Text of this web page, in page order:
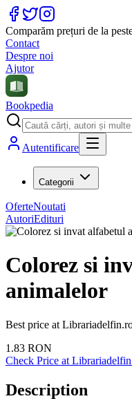
Comparăm prețuri de la
Contact
Despre noi
Ajutor
Bookpedia
Autentificare
Categorii
OferteNoutati
AutoriEdituri
Colorez si
animalelor
Best price at
1.83 RON
Check Price at
Description